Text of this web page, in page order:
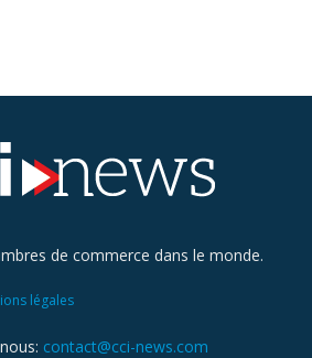
de commerce dans le monde.
légales
contact@cci-news.com